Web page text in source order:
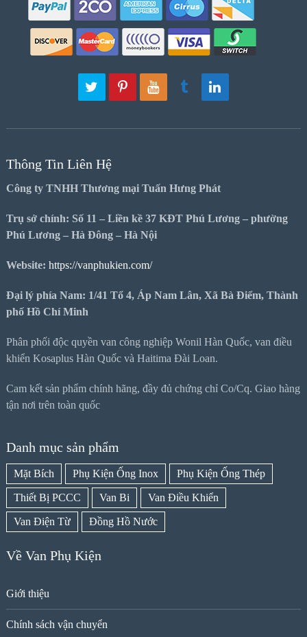
Thông Tin Liên Hệ
Công ty TNHH Thương mại Tuấn Hưng Phát
Trụ sở chính: Số 11 – Liền kề 37 KĐT Phú Lương – phường
Phú Lương – Hà Đông – Hà Nội
Website: https://vanphukien.com/
Đại lý phía Nam: 1/41 Tổ 4, Áp Nam Lân, Xã Bà Điểm, Thành
phố Hồ Chí Minh
Phân phối độc quyền van công nghiệp Wonil Hàn Quốc, van điều
khiển Kosaplus Hàn Quốc và Haitima Đài Loan.
Cam kết sản phẩm chính hãng, đầy đủ chứng chỉ Co/Cq. Giao hàng
tận nơi trên toàn quốc
Danh mục sản phẩm
Mặt Bích Phụ Kiện Ống Inox Phụ Kiện Ống Thép
Thiết Bị PCCC Van Bi Van Điều Khiển
Van Điện Từ Đồng Hồ Nước
Về Van Phụ Kiện
Giới thiệu
Chính sách vận chuyển